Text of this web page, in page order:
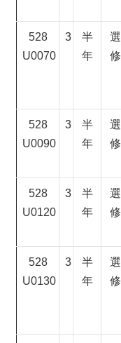
528
U0070
3
半
年
選
修
528
U0090
3
半
年
選
修
528
U0120
3
半
年
選
修
528
U0130
3
半
年
選
修